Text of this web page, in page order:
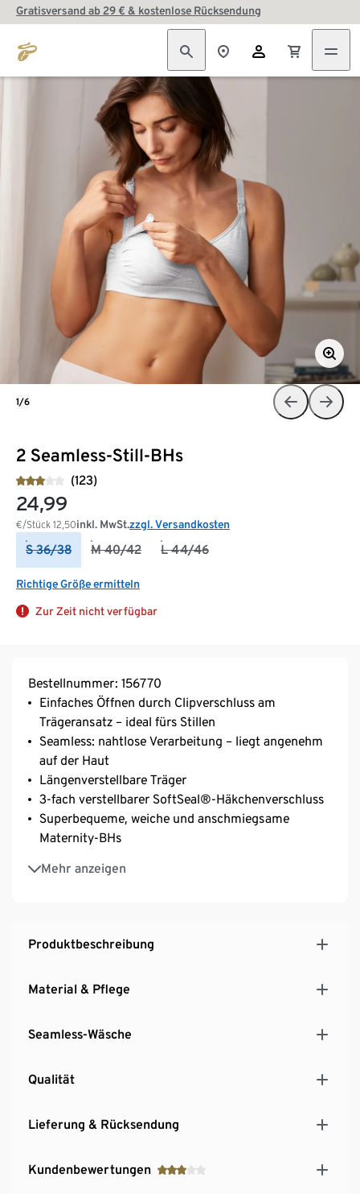
Gratisversand ab 29 € & kostenlose Rücksendung
2 Seamless-Still-BHs
(123)
24,99
€/Stück 12,50inkl. MwSt.zzgl. Versandkosten
S 36/38 M 40/42 L 44/46
Richtige Größe ermitteln
Zur Zeit nicht verfügbar
1/6
Bestellnummer: 156770
Einfaches Öffnen durch Clipverschluss am
Trägeransatz – ideal fürs Stillen
Seamless: nahtlose Verarbeitung – liegt angenehm
auf der Haut
Längenverstellbare Träger
3-fach verstellbarer SoftSeal®-Häkchenverschluss
Superbequeme, weiche und anschmiegsame
Maternity-BHs
Mehr anzeigen
Mit hochwertigem Markenelasthan für
Langlebigkeit und hohe Waschbeständigkeit
atmungsaktiv
Produktbeschreibung
Material & Pflege
Seamless-Wäsche
Qualität
Lieferung & Rücksendung
Kundenbewertungen